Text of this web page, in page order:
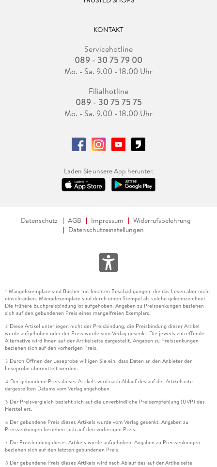
KONTAKT
Servicehotline
089 - 30 75 79 00
Mo. - Sa. 9.00 - 18.00 Uhr
Filialhotline
089 - 30 75 75 75
Mo. - Sa. 9.00 - 18.00 Uhr
Laden Sie unsere App herunter.
Datenschutz AGB Impressum
Widerrufsbelehrung
Datenschutzeinstellungen
1 Mängelexemplare sind Bücher mit leichten Beschädigungen, die das Lesen aber nicht
einschränken. Mängelexemplare sind durch einen Stempel als solche gekennzeichnet.
Die frühere Buchpreisbindung ist aufgehoben. Angaben zu Preissenkungen beziehen
sich auf den gebundenen Preis eines mangelfreien Exemplars.
2 Diese Artikel unterliegen nicht der Preisbindung, die Preisbindung dieser Artikel
wurde aufgehoben oder der Preis wurde vom Verlag gesenkt. Die jeweils zutreffende
Alternative wird Ihnen auf der Artikelseite dargestellt. Angaben zu Preissenkungen
beziehen sich auf den vorherigen Preis.
3 Durch Öffnen der Leseprobe willigen Sie ein, dass Daten an den Anbieter der
Leseprobe übermittelt werden.
4 Der gebundene Preis dieses Artikels wird nach Ablauf des auf der Artikelseite
dargestellten Datums vom Verlag angehoben.
5 Der Preisvergleich bezieht sich auf die unverbindliche Preisempfehlung (UVP) des
Herstellers.
6 Der gebundene Preis dieses Artikels wurde vom Verlag gesenkt. Angaben zu
Preissenkungen beziehen sich auf den vorherigen Preis.
7 Die Preisbindung dieses Artikels wurde aufgehoben. Angaben zu Preissenkungen
beziehen sich auf den letzten gebundenen Preis.
8 Der gebundene Preis dieses Artikels wird nach Ablauf des auf der Artikelseite